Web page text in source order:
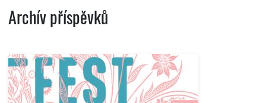
Archív příspěvků